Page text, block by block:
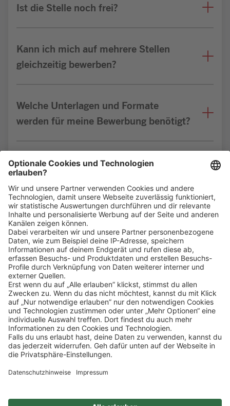
Ist die Stelle noch frei?
Kann ich mich auf mehrere Stellen
gleichzeitig bewerben?
Welche Unterlagen und Formate
werden für meine Bewerbung benötigt?
Bin ich für die Stelle geeignet?
Klickehier, um alle offenen Jobs zu sehen.
Impressum Datenschutz
Privatsphäre-Einstellungen
FAQ
Veranstaltungen
Sitemap